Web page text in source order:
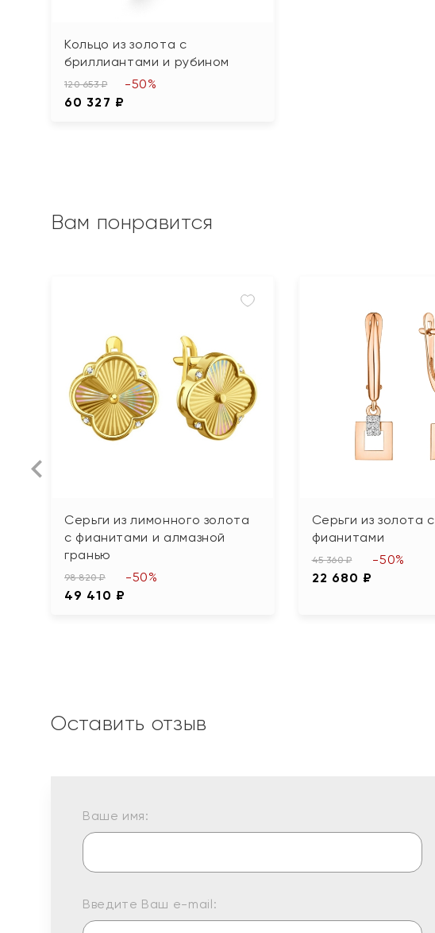
Кольцо из золота с
бриллиантами и рубином
120 653 ₽
60 327 ₽
-50%
Вам понравится
Серьги из лимонного золота
с фианитами и алмазной
гранью
98 820 ₽
49 410 ₽
-50%
Серьги из золота с
фианитами
45 360 ₽
22 680 ₽
-50%
Оставить отзыв
Ваше имя:
Введите Ваш e-mail: